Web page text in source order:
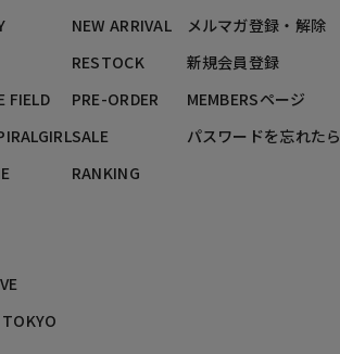
FIELD
NEW ARRIVAL
RESTOCK
PRE-ORDER
SALE
RANKING
メルマガ登録・解除
新規会員登録
MEMBERSページ
パスワードを忘れたら